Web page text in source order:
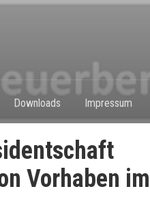
Downloads Impressum
Vorhaben im